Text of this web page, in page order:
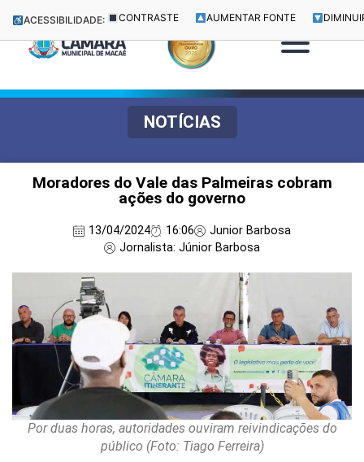
ACESSIBILIDADE: CONTRASTE AUMENTAR FONTE
NOTÍCIAS
Moradores do Vale das Palmeiras cobram
ações do governo
13/04/2024 16:06
Junior Barbosa
Jornalista: Júnior Barbosa
Por duas horas, autoridades ouviram reivindicações do
público (Foto: Tiago Ferreira)